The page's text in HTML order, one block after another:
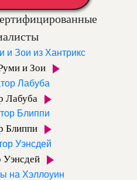
и Зои
Лабуба
Блиппи
Уэнсдей